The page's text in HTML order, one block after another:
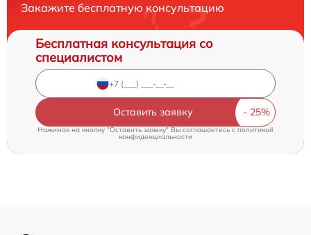
Закажите бесплатную консультацию
Бесплатная консультация со
специалистом
Оставить заявку
Нажимая на кнопку "Оставить заявку" Вы соглашаетесь cполитикой
конфиденциальности